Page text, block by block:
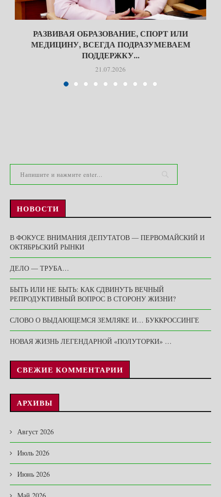
РАЗВИВАЯ ОБРАЗОВАНИЕ, СПОРТ ИЛИ
МЕДИЦИНУ, ВСЕГДА ПОДРАЗУМЕВАЕМ
ПОДДЕРЖКУ...
21.07.2026
НОВОСТИ
В ФОКУСЕ ВНИМАНИЯ ДЕПУТАТОВ — ПЕРВОМАЙСКИЙ И
ОКТЯБРЬСКИЙ РЫНКИ
ДЕЛО — ТРУБА…
БЫТЬ ИЛИ НЕ БЫТЬ: КАК СДВИНУТЬ ВЕЧНЫЙ
РЕПРОДУКТИВНЫЙ ВОПРОС В СТОРОНУ ЖИЗНИ?
СЛОВО О ВЫДАЮЩЕМСЯ ЗЕМЛЯКЕ И… БУККРОССИНГЕ
НОВАЯ ЖИЗНЬ ЛЕГЕНДАРНОЙ «ПОЛУТОРКИ» …
СВЕЖИЕ КОММЕНТАРИИ
АРХИВЫ
Август 2026
Июль 2026
Июнь 2026